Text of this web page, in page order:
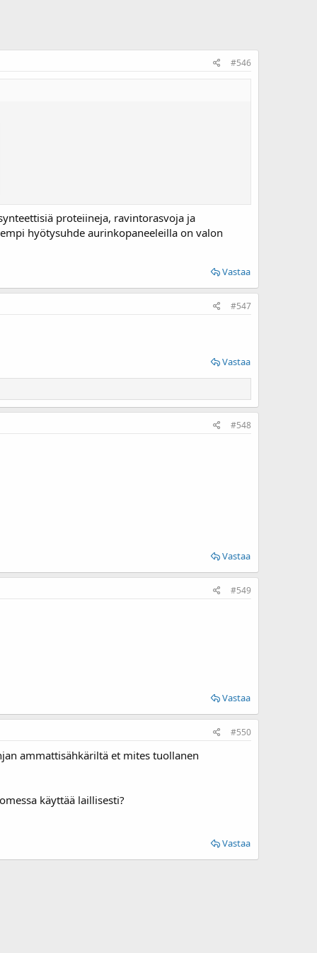
#546
proteiineja, ravintorasvoja ja
hyötysuhde aurinkopaneeleilla on valon
Vastaa
#547
Vastaa
#548
Vastaa
#549
Vastaa
#550
ammattisähkäriltä et mites tuollanen
käyttää laillisesti?
Vastaa